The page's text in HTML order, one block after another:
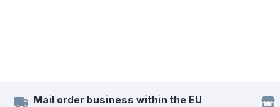
Mail order business within the EU